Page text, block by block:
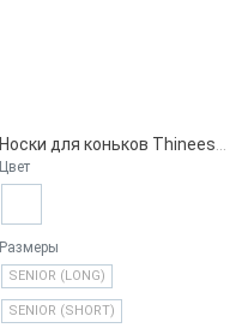
Цвет
Размеры
SENIOR (LONG)
SENIOR (SHORT)